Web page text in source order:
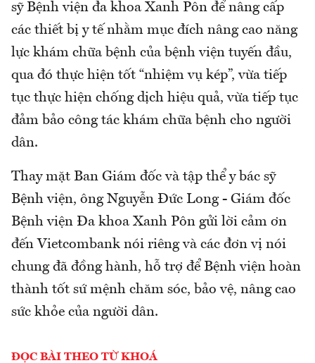
sỹ Bệnh viện đa khoa Xanh Pôn để nâng cấp
các thiết bị y tế nhằm mục đích nâng cao năng
lực khám chữa bệnh của bệnh viện tuyến đầu,
qua đó thực hiện tốt “nhiệm vụ kép”, vừa tiếp
tục thực hiện chống dịch hiệu quả, vừa tiếp tục
đảm bảo công tác khám chữa bệnh cho người
dân.
Thay mặt Ban Giám đốc và tập thể y bác sỹ
Bệnh viện, ông Nguyễn Đức Long - Giám đốc
Bệnh viện Đa khoa Xanh Pôn gửi lời cảm ơn
đến Vietcombank nói riêng và các đơn vị nói
chung đã đồng hành, hỗ trợ để Bệnh viện hoàn
thành tốt sứ mệnh chăm sóc, bảo vệ, nâng cao
sức khỏe của người dân.
ĐỌC BÀI THEO TỪ KHOÁ